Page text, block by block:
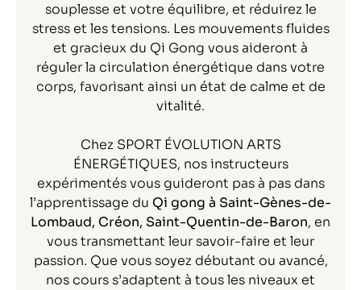
souplesse et votre équilibre, et réduirez le
stress et les tensions. Les mouvements fluides
et gracieux du Qi Gong vous aideront à
réguler la circulation énergétique dans votre
corps, favorisant ainsi un état de calme et de
vitalité.
Chez SPORT ÉVOLUTION ARTS
ÉNERGÉTIQUES, nos instructeurs
expérimentés vous guideront pas à pas dans
l’apprentissage du Qi gong à Saint-Gènes-de-
Lombaud, Créon, Saint-Quentin-de-Baron, en
vous transmettant leur savoir-faire et leur
passion. Que vous soyez débutant ou avancé,
nos cours s’adaptent à tous les niveaux et